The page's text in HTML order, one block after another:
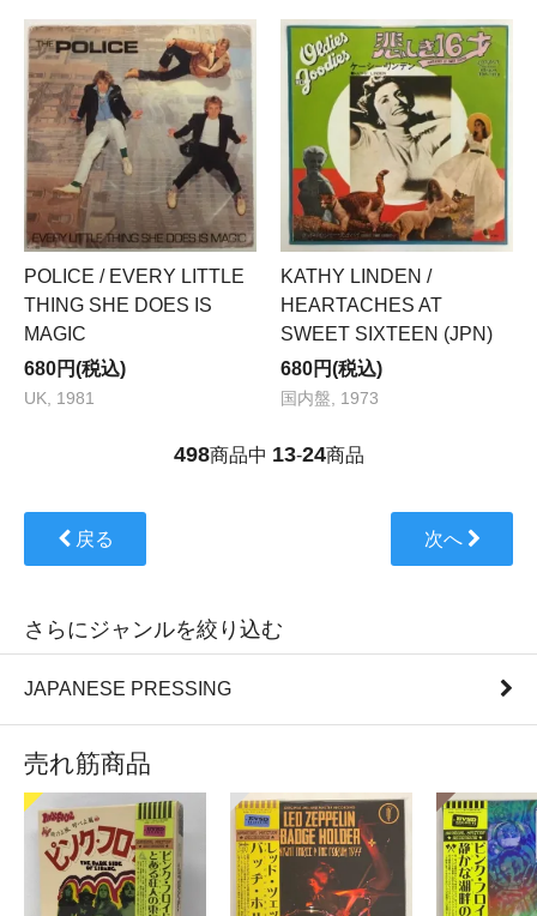
POLICE / EVERY LITTLE
THING SHE DOES IS
MAGIC
680円(税込)
UK, 1981
KATHY LINDEN /
HEARTACHES AT
SWEET SIXTEEN (JPN)
680円(税込)
国内盤, 1973
498商品中 13-24商品
戻る 次へ
さらにジャンルを絞り込む
JAPANESE PRESSING
売れ筋商品